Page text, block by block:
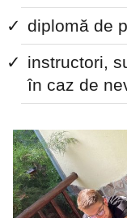
diplomă de
instructori,
în caz de